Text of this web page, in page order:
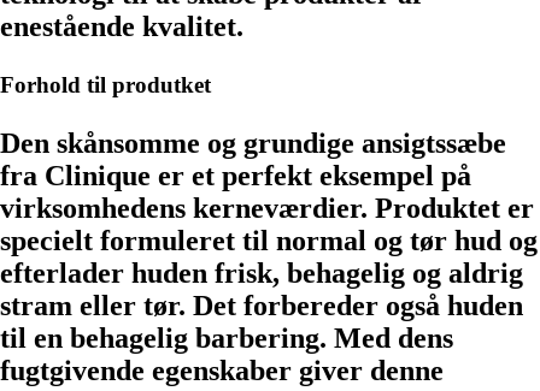
enestående kvalitet.
Forhold til produtket
Den skånsomme og grundige ansigtssæbe
fra Clinique er et perfekt eksempel på
virksomhedens kerneværdier. Produktet er
specielt formuleret til normal og tør hud og
efterlader huden frisk, behagelig og aldrig
stram eller tør. Det forbereder også huden
til en behagelig barbering. Med dens
fugtgivende egenskaber giver denne